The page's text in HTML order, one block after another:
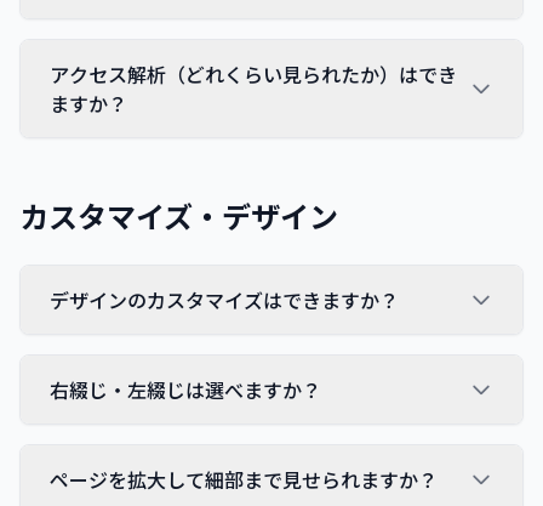
アクセス解析（どれくらい見られたか）はでき
ますか？
カスタマイズ・デザイン
デザインのカスタマイズはできますか？
右綴じ・左綴じは選べますか？
ページを拡大して細部まで見せられますか？